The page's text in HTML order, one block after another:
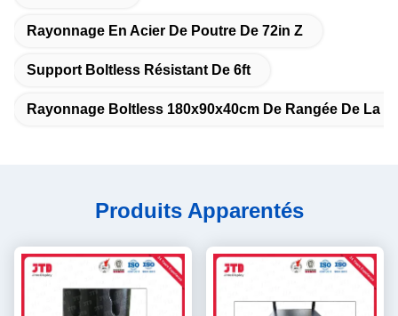
Rayonnage En Acier De Poutre De 72in Z
Support Boltless Résistant De 6ft
Rayonnage Boltless 180x90x40cm De Rangée De La
Produits Apparentés